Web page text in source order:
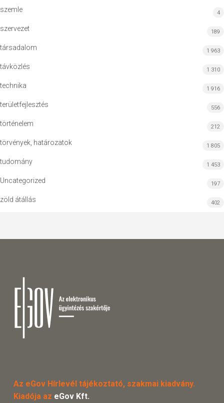
szemle 4
szervezet 189
társadalom 1 963
távközlés 1 310
technika 1 916
területfejlesztés 556
történelem 212
törvények, határozatok 1 805
tudomány 1 453
Uncategorized 197
zöld átállás 402
Az eGov Hírlevél tájékoztató, szakmai kiadvány.
Kiadója az eGov Kft.